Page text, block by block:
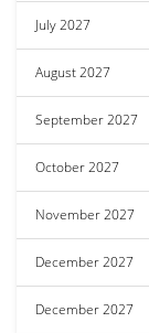
July 2027
August 2027
September 2027
October 2027
November 2027
December 2027
December 2027